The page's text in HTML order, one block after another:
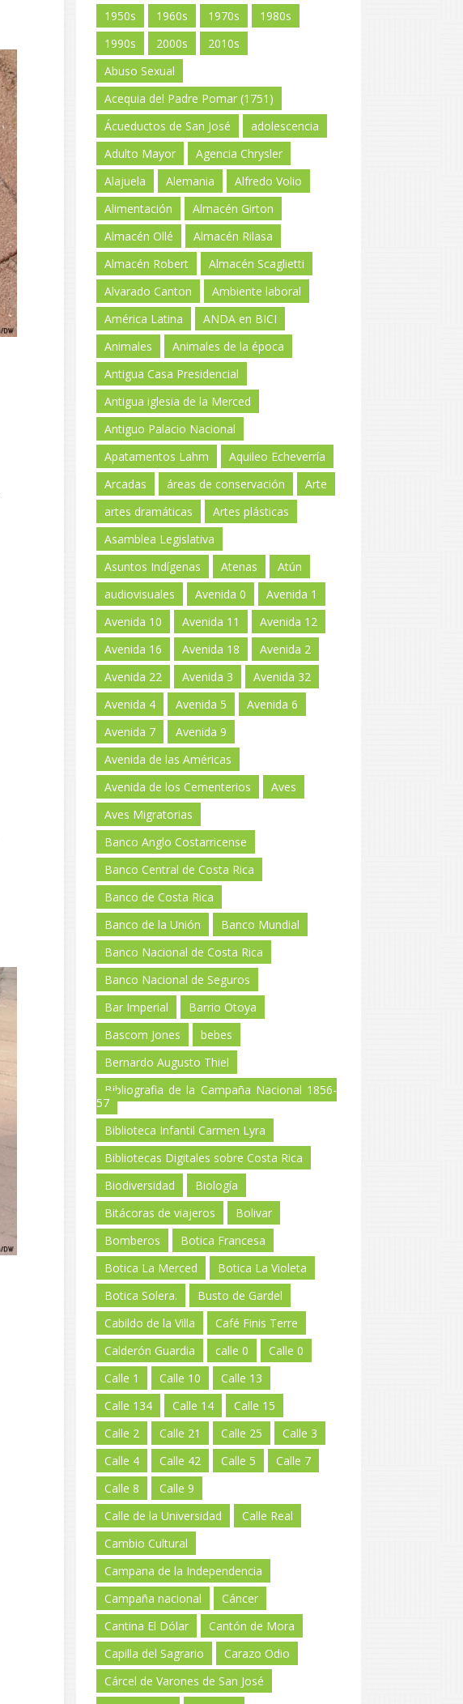
1950s
1960s 1970s
1980s
1990s
2000s
2010s
Abuso Sexual
Acequia del Padre Pomar (1751)
Ácueductos de San José
adolescencia
Adulto Mayor
Agencia Chrysler
Alajuela
Alemania
Alfredo Volio
Alimentación
Almacén Girton
Almacén Ollé
Almacén Rilasa
Almacén Robert
Almacén Scaglietti
Alvarado Canton
Ambiente laboral
América Latina
ANDA en BICI
Animales
Animales de la época
Antigua Casa Presidencial
Antigua iglesia de la Merced
Antiguo Palacio Nacional
Apatamentos Lahm
Aquileo Echeverría
Arcadas
áreas de conservación
Arte
artes dramáticas
Artes plásticas
Asamblea Legislativa
Asuntos Indígenas
Atenas
Atún
audiovisuales
Avenida 0
Avenida 1
Avenida 10
Avenida 11
Avenida 12
Avenida 16
Avenida 18
Avenida 2
Avenida 22
Avenida 3
Avenida 32
Avenida 4
Avenida 5
Avenida 6
Avenida 7
Avenida 9
Avenida de las Américas
Avenida de los Cementerios
Aves
Aves Migratorias
Banco Anglo Costarricense
Banco Central de Costa Rica
Banco de Costa Rica
Banco de la Unión
Banco Mundial
Banco Nacional de Costa Rica
Banco Nacional de Seguros
Bar Imperial
Barrio Otoya
Bascom Jones
bebes
Bernardo Augusto Thiel
Bibliografia de la Campaña Nacional 1856-
57
Biblioteca Infantil Carmen Lyra
Bibliotecas Digitales sobre Costa Rica
Biodiversidad
Biología
Bitácoras de viajeros
Bolivar
Bomberos
Botica Francesa
Botica La Merced
Botica La Violeta
Botica Solera.
Busto de Gardel
Cabildo de la Villa
Café Finis Terre
Calderón Guardia
calle 0
Calle 0
Calle 1
Calle 10
Calle 13
Calle 134
Calle 14
Calle 15
Calle 2
Calle 21 Calle 25
Calle 3
Calle 4
Calle 42 Calle 5
Calle 7
Calle 8
Calle 9
Calle de la Universidad
Calle Real
Cambio Cultural
Campana de la Independencia
Campaña nacional
Cáncer
Cantina El Dólar
Cantón de Mora
Capilla del Sagrario
Carazo Odio
Cárcel de Varones de San José